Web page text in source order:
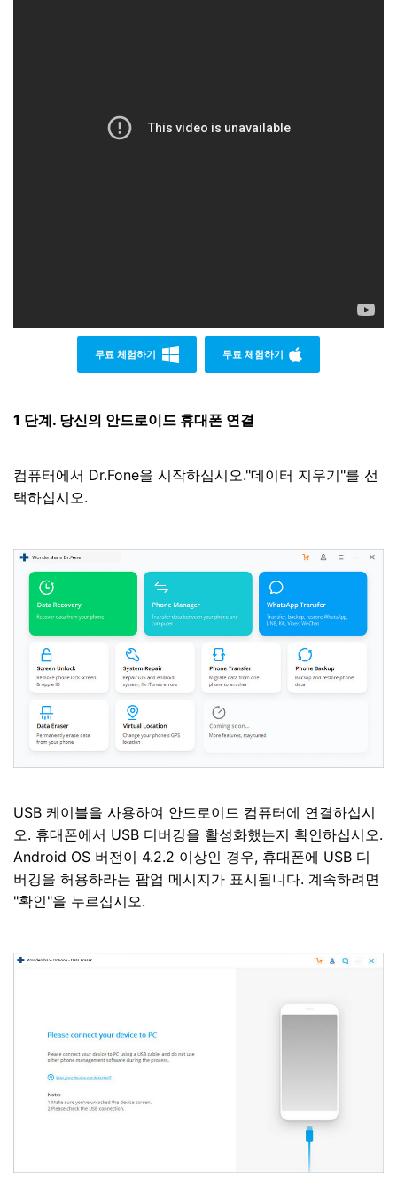
무료 체험하기 무료 체험하기
1 단계. 당신의 안드로이드 휴대폰 연결
컴퓨터에서 Dr.Fone을 시작하십시오."데이터 지우기"를 선
택하십시오.
USB 케이블을 사용하여 안드로이드 컴퓨터에 연결하십시
오. 휴대폰에서 USB 디버깅을 활성화했는지 확인하십시오.
Android OS 버전이 4.2.2 이상인 경우, 휴대폰에 USB 디
버깅을 허용하라는 팝업 메시지가 표시됩니다. 계속하려면
"확인"을 누르십시오.